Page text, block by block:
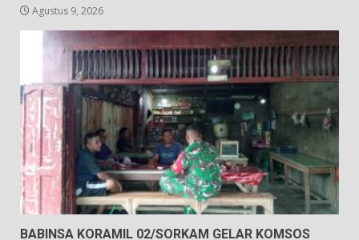
Agustus 9, 2026
BABINSA KORAMIL 02/SORKAM GELAR KOMSOS